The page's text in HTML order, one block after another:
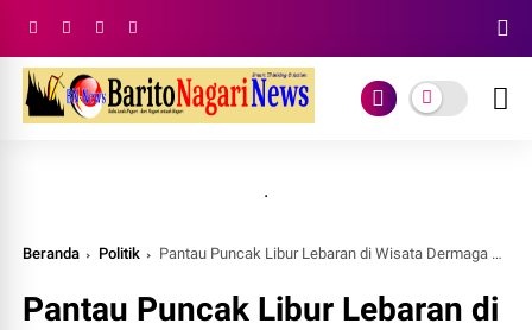
.
Beranda Politik Pantau Puncak Libur Lebaran di Wisata Dermaga Singkarak.Ini Tegasnya Kapolres Solok kota
Pantau Puncak Libur Lebaran di